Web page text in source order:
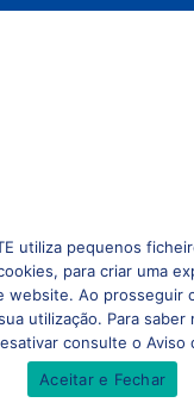
utiliza pequenos
para criar uma
website. Ao prosseguir
utilização. Para saber
consulte o Aviso
Aceitar e Fechar